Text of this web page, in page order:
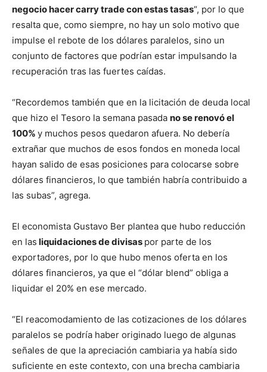
negocio hacer carry trade con estas tasas“, por lo que
resalta que, como siempre, no hay un solo motivo que
impulse el rebote de los dólares paralelos, sino un
conjunto de factores que podrían estar impulsando la
recuperación tras las fuertes caídas.
“Recordemos también que en la licitación de deuda local
que hizo el Tesoro la semana pasada no se renovó el
100% y muchos pesos quedaron afuera. No debería
extrañar que muchos de esos fondos en moneda local
hayan salido de esas posiciones para colocarse sobre
dólares financieros, lo que también habría contribuido a
las subas”, agrega.
El economista Gustavo Ber plantea que hubo reducción
en las liquidaciones de divisas por parte de los
exportadores, por lo que hubo menos oferta en los
dólares financieros, ya que el “dólar blend” obliga a
liquidar el 20% en ese mercado.
“El reacomodamiento de las cotizaciones de los dólares
paralelos se podría haber originado luego de algunas
señales de que la apreciación cambiaria ya había sido
suficiente en este contexto, con una brecha cambiaria